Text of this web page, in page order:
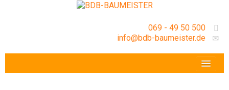
069 - 49 50 500
info@bdb-baumeister.de